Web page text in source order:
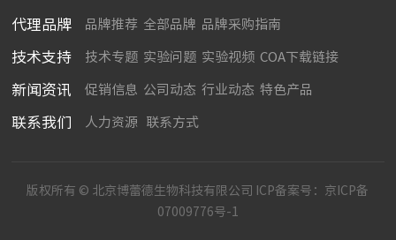
代理品牌 品牌推荐 全部品牌 品牌采购指南
技术支持 技术专题 实验问题 实验视频 COA下载链接
新闻资讯 促销信息 公司动态 行业动态 特色产品
联系我们 人力资源 联系方式
版权所有 © 北京博蕾德生物科技有限公司 ICP备案号： 京ICP备
07009776号-1